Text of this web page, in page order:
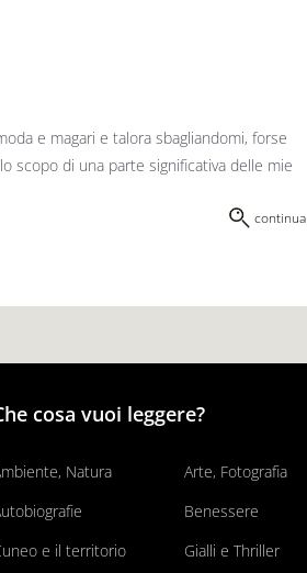
e magari e talora sbagliandomi, forse
scopo di una parte significativa delle mie
continua
cosa vuoi leggere?
Natura
Arte, Fotografia
Benessere
e il territorio
Gialli e Thriller